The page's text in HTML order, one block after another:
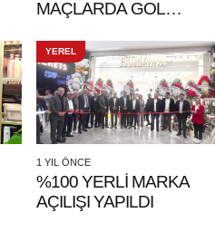
MAÇLARDA GOL
YEREL
1 YIL ÖNCE
%100 YERLİ MARKA
AÇILIŞI YAPILDI